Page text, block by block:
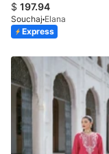
$ 197.94
Souchaj Elana
Express